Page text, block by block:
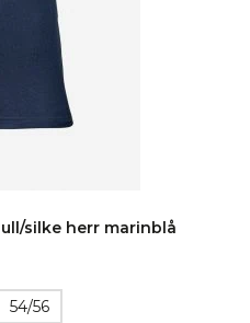
silke herr marinblå
54/56